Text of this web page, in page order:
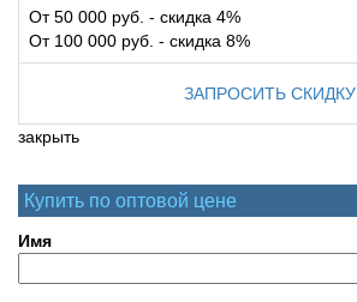
От 50 000 руб. - скидка 4%
От 100 000 руб. - скидка 8%
ЗАПРОСИТЬ СКИДКУ
закрыть
Купить по оптовой цене
Имя